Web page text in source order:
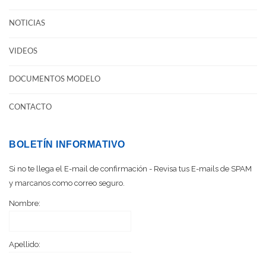
NOTICIAS
VIDEOS
DOCUMENTOS MODELO
CONTACTO
BOLETÍN INFORMATIVO
Si no te llega el E-mail de confirmación - Revisa tus E-mails de SPAM
y marcanos como correo seguro.
Nombre:
Apellido: